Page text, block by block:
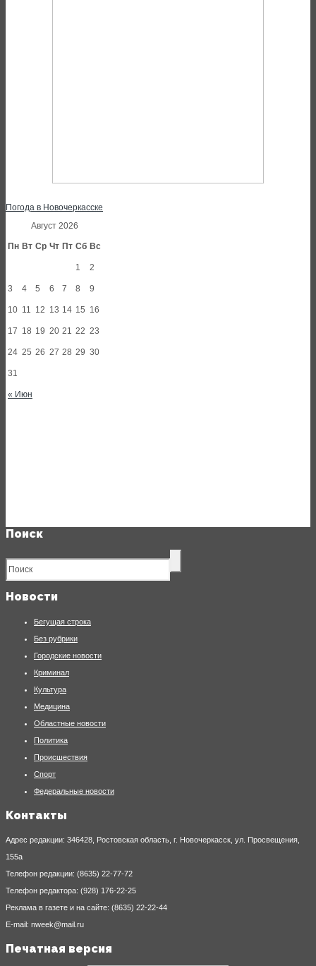
Погода в Новочеркасске
Август 2026
Пн Вт Ср Чт Пт Сб Вс
« Июн
1 2
3 4 5 6 7 8 9
10 11 12 13 14 15 16
17 18 19 20 21 22 23
24 25 26 27 28 29 30
31
Поиск
Новости
Бегущая строка
Без рубрики
Городские новости
Криминал
Культура
Медицина
Областные новости
Политика
Происшествия
Спорт
Федеральные новости
Контакты
Адрес редакции: 346428, Ростовская область, г. Новочеркасск, ул. Просвещения,
155а
Телефон редакции: (8635) 22-77-72
Телефон редактора: (928) 176-22-25
Реклама в газете и на сайте: (8635) 22-22-44
E-mail: nweek@mail.ru
Печатная версия